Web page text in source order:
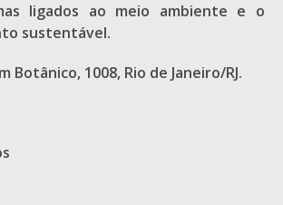
ligados ao meio ambiente e o
sustentável.
Botânico, 1008, Rio de Janeiro/RJ.